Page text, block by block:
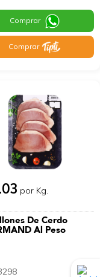
Comprar
Comprar
por Kg.
De Cerdo
Al Peso